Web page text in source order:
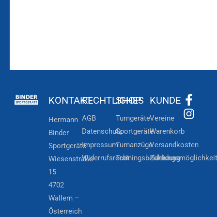
KONTAKT
Hermann
Binder
Sportgeräte
Wiesenstraße
15
4702
Wallern –
Österreich
RECHTLICHES
AGB
Datenschutz
Impressum
Widerrufsrecht
SHOP
Turngeräte
Sportgeräte
Turnanzüge
Trainingsbekleidung
KUNDE
Vereine
Warenkorb
Versandkosten